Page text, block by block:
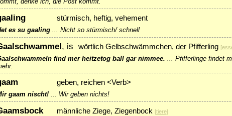
stürmisch, heftig, vehement
es su gaaling... Nicht so stürmisch/ schnell
, is wörtlich Gelbschwämmchen, der Pfifferling [
find mer heitzetog ball gar nimmee.
Pfifferlinge findet
geben, reichen <Verb>
gaam nischt!... Wir geben nichts!
männliche Ziege, Ziegenbock [tiere]